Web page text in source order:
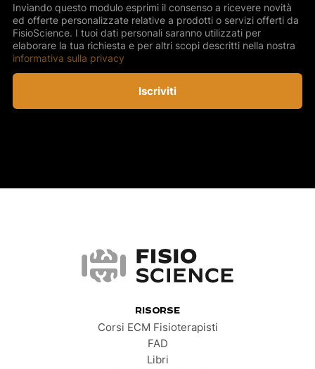
Inviando questo modulo esprimi il consenso a ricevere novità
ed offerte personalizzate relative a prodotti o servizi offerti da
FisioScience. I tuoi dati personali saranno utilizzati per
elaborare la tua richiesta e per altri scopi descritti nella nostra
informativa sulla privacy
Iscriviti
FisioScience
RISORSE
Corsi ECM Fisioterapisti
FAD
Libri